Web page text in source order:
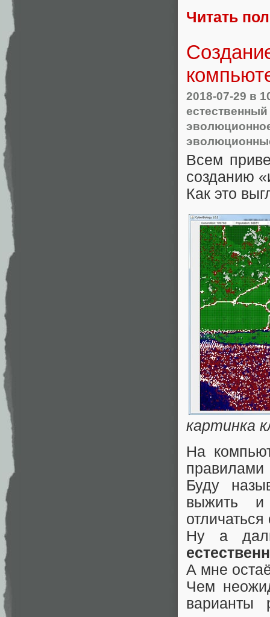
Читать
2018-07-29 в
Всем
созданию
Как это
картинка
На
Буду
выжить и
Ну а
А мне
Чем
варианты